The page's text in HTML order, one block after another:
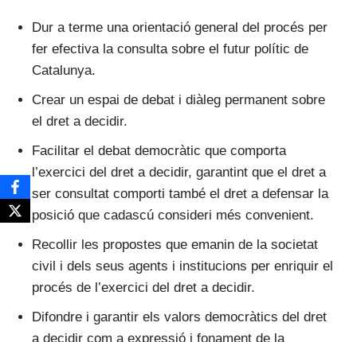
Dur a terme una orientació general del procés per
fer efectiva la consulta sobre el futur polític de
Catalunya.
Crear un espai de debat i diàleg permanent sobre
el dret a decidir.
Facilitar el debat democràtic que comporta
l’exercici del dret a decidir, garantint que el dret a
ser consultat comporti també el dret a defensar la
posició que cadascú consideri més convenient.
Recollir les propostes que emanin de la societat
civil i dels seus agents i institucions per enriquir el
procés de l’exercici del dret a decidir.
Difondre i garantir els valors democràtics del dret
a decidir com a expressió i fonament de la